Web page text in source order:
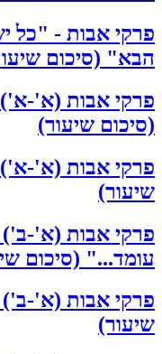
פרקי אבות - "כל
הבא" (סיכום
פרקי אבות (א'-
(סיכום שיעור)
פרקי אבות (א'-א')
שיעור)
פרקי אבות (א'-
עומד..." (סיכום
פרקי אבות (א'-ב')
שיעור)